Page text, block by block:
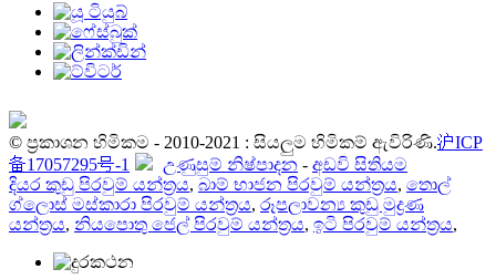
© ප්‍රකාශන හිමිකම - 2010-2021 : සියලුම හිමිකම් ඇවිරිණි.沪ICP
备17057295号-1
උණුසුම් නිෂ්පාදන - අඩවි සිතියම
දියර කුඩු පිරවුම් යන්ත්‍රය, බාම් භාජන පිරවුම් යන්ත්‍රය, තොල්
ග්ලොස් මස්කාරා පිරවුම් යන්ත්‍රය, රූපලාවන්‍ය කුඩු මුද්‍රණ
යන්ත්‍රය, නියපොතු ජෙල් පිරවුම් යන්ත්‍රය, ඉටි පිරවුම් යන්ත්‍රය,